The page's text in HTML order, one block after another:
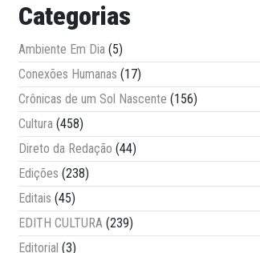
Categorias
Ambiente Em Dia (5)
Conexões Humanas (17)
Crônicas de um Sol Nascente (156)
Cultura (458)
Direto da Redação (44)
Edições (238)
Editais (45)
EDITH CULTURA (239)
Editorial (3)